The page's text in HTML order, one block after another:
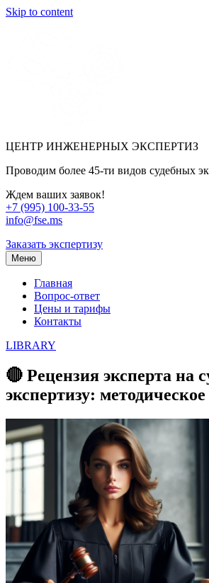
Skip to content
ЦЕНТР ИНЖЕНЕРНЫХ ЭКСПЕРТИЗ
Проводим более 45-ти видов судебных
Ждем ваших заявок!
+7 (995) 100-33-55
info@fse.ms
Заказать экспертизу
Меню
Главная
Вопрос-ответ
Цены и тарифы
Контакты
LIBRARY
🔴 Рецензия эксперта на
экспертизу: